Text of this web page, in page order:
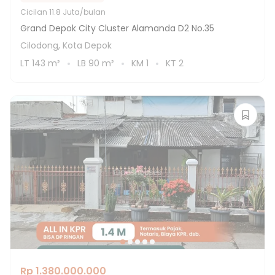
Cicilan 11.8 Juta/bulan
Grand Depok City Cluster Alamanda D2 No.35
Cilodong, Kota Depok
LT 143 m² LB 90 m² KM 1 KT 2
Rp 1.380.000.000